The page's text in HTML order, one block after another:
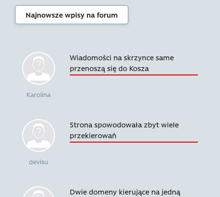
Najnowsze wpisy na forum
Karolina
Wiadomości na skrzynce same
przenoszą się do Kosza
devisu
Strona spowodowała zbyt wiele
przekierowań
Dwie domeny kierujące na jedną